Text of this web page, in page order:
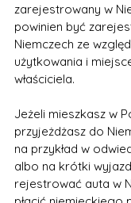
zarejestrowany w
powinien być
Niemczech ze
użytkowania i
właściciela.
Jeżeli mieszkasz w
przyjeżdżasz do
na przykład w
albo na krótki
rejestrować auta w